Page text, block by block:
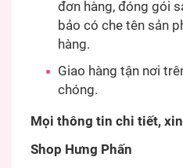
đơn hàng, đóng gói
bảo có che tên sản
hàng.
Giao hàng tận nơi
chóng.
Mọi thông tin chi tiết,
Shop Hưng Phấn